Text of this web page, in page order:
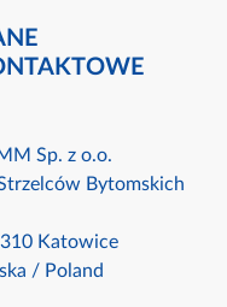
Sp. z o.o.
Bytomskich
Katowice
/ Poland